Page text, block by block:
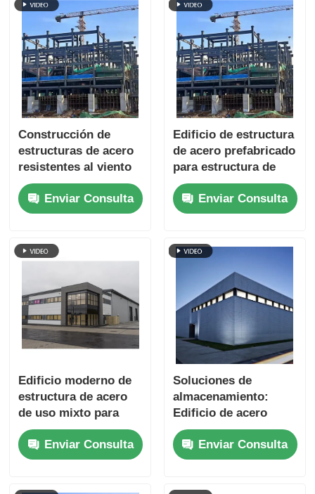
Construcción de
estructuras de acero
resistentes al viento
fuerte Construcción
mixta de acero y
hormigón
Enviar Consulta
Edificio de estructura
de acero prefabricado
para estructura de
portal de gran altura
comercialEnviar Consulta
Edificio moderno de
estructura de acero
de uso mixto para
oficinas y talleres con
panel sándwich
Enviar Consulta
Soluciones de
almacenamiento:
Edificio de acero
personalizado,
almacén de metal a
prueba de huracanes
Enviar Consulta